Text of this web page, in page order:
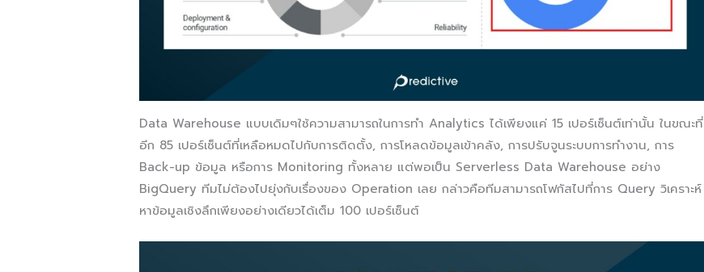
Data Warehouse แบบเดิมๆใช้ความสามารถในการทำ Analytics ได้เพียงแค่ 15 เปอร์เซ็นต์เท่านั้น ในขณะที่
อีก 85 เปอร์เซ็นต์ที่เหลือหมดไปกับการติดตั้ง, การโหลดข้อมูลเข้าคลัง, การปรับจูนระบบการทำงาน, การ
Back-up ข้อมูล หรือการ Monitoring ทั้งหลาย แต่พอเป็น Serverless Data Warehouse อย่าง
BigQuery ทีมไม่ต้องไปยุ่งกับเรื่องของ Operation เลย กล่าวคือทีมสามารถโฟกัสไปที่การ Query วิเคราะห์
หาข้อมูลเชิงลึกเพียงอย่างเดียวได้เต็ม 100 เปอร์เซ็นต์